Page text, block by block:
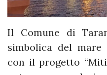
Il Comune di
simbolica del
con il progetto “Miti